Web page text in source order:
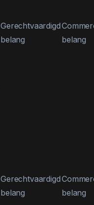
Gerechtvaardigd
belang
belang
Gerechtvaardigd
belang
belang